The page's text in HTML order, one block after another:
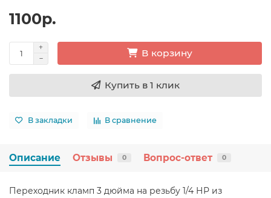
1100р.
В корзину
Купить в 1 клик
В закладки В сравнение
Описание Отзывы 0 Вопрос-ответ 0
Переходник кламп 3 дюйма на резьбу 1/4 НР из